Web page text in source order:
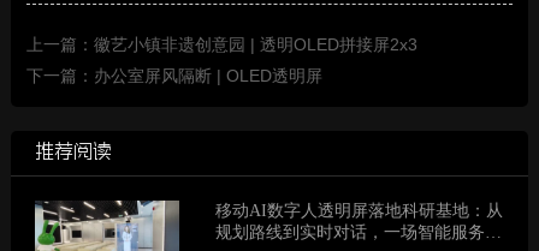
上一篇：徽艺小镇非遗创意园 | 透明OLED拼接屏2x3
下一篇：办公室屏风隔断 | OLED透明屏
推荐阅读
移动AI数字人透明屏落地科研基地：从
规划路线到实时对话，一场智能服务